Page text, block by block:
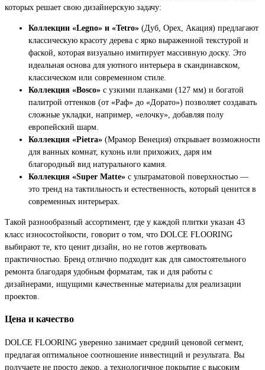
которых решает свою дизайнерскую задачу:
Коллекции «Legno» и «Tetro» (Дуб, Орех, Акация) предлагают
классическую красоту дерева с ярко выраженной текстурой и
фаской, которая визуально имитирует массивную доску. Это
идеальная основа для уютного интерьера в скандинавском,
классическом или современном стиле.
Коллекция «Bosco» с узкими планками (127 мм) и богатой
палитрой оттенков (от «Раф» до «Дорато») позволяет создавать
сложные укладки, например, «елочку», добавляя полу
европейский шарм.
Коллекция «Pietra» (Мрамор Венеция) открывает возможности
для ванных комнат, кухонь или прихожих, даря им
благородный вид натурального камня.
Коллекция «Super Matte» с ультраматовой поверхностью —
это тренд на тактильность и естественность, который ценится в
современных интерьерах.
Такой разнообразный ассортимент, где у каждой плитки указан 43
класс износостойкости, говорит о том, что DOLCE FLOORING
выбирают те, кто ценит дизайн, но не готов жертвовать
практичностью. Бренд отлично подходит как для самостоятельного
ремонта благодаря удобным форматам, так и для работы с
дизайнерами, ищущими качественные материалы для реализации
проектов.
Цена и качество
DOLCE FLOORING уверенно занимает средний ценовой сегмент,
предлагая оптимальное соотношение инвестиций и результата. Вы
получаете не просто декор, а технологичное покрытие с высоким